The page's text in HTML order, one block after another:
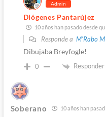
Admin
Diógenes Pantarújez
10 años han pasado desde
Responde a M'Rabo
Dibujaba Breyfogle!
0 Responder
Soberano 10 años han